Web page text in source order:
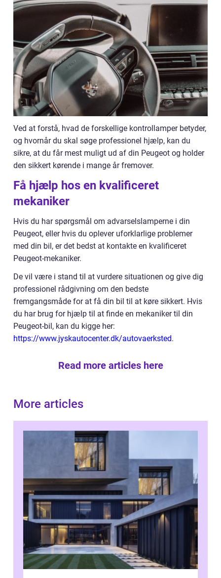
Ved at forstå, hvad de forskellige kontrollamper betyder,
og hvornår du skal søge professionel hjælp, kan du
sikre, at du får mest muligt ud af din Peugeot og holder
den sikkert kørende i mange år fremover.
Få hjælp hos en kvalificeret
mekaniker
Hvis du har spørgsmål om advarselslamperne i din
Peugeot, eller hvis du oplever uforklarlige problemer
med din bil, er det bedst at kontakte en kvalificeret
Peugeot-mekaniker.
De vil være i stand til at vurdere situationen og give dig
professionel rådgivning om den bedste
fremgangsmåde for at få din bil til at køre sikkert. Hvis
du har brug for hjælp til at finde en mekaniker til din
Peugeot-bil, kan du kigge her:
https://www.jyskautocenter.dk/autovaerksted.
Read more articles here
More articles